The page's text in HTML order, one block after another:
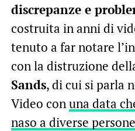
discrepanze e
costruita in anni di
tenuto a far notare
con la distruzione
Sands, di cui si parla
Video con una data
naso a diverse persone